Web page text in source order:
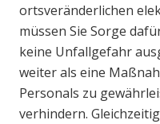
ortsveränderlichen
müssen Sie Sorge
keine Unfallgefahr
weiter als eine
Personals zu
verhindern.